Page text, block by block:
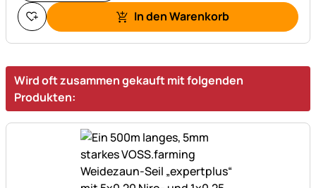
In den Warenkorb
Wird oft zusammen gekauft mit folgenden
Produkten: